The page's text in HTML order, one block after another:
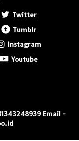
Twitter
Tumblr
Instagram
Youtube
Email -